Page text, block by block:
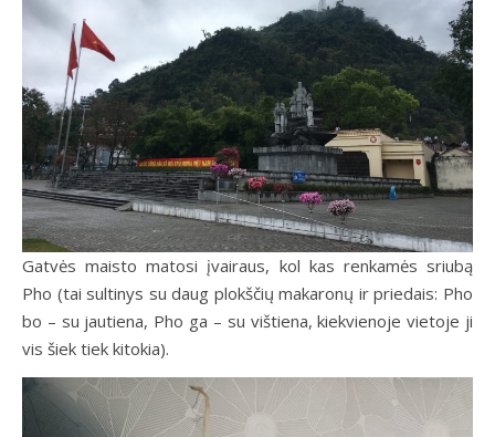
Gatvės maisto matosi įvairaus, kol kas renkamės sriubą
Pho (tai sultinys su daug plokščių makaronų ir priedais: Pho
bo – su jautiena, Pho ga – su vištiena, kiekvienoje vietoje ji
vis šiek tiek kitokia).